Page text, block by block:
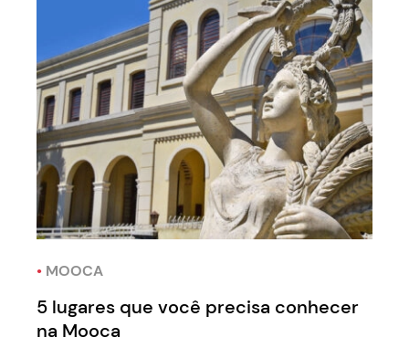
• MOOCA
5 lugares que você precisa conhecer
na Mooca